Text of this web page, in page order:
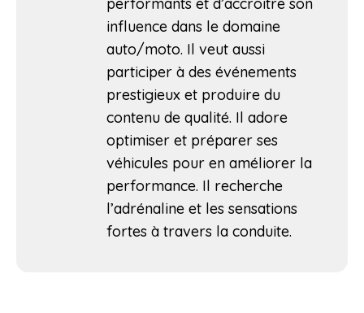
influence dans le domaine
auto/moto. Il veut aussi
participer à des événements
prestigieux et produire du
contenu de qualité. Il adore
optimiser et préparer ses
véhicules pour en améliorer la
performance. Il recherche
l’adrénaline et les sensations
fortes à travers la conduite.